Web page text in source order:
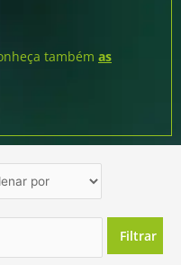
também as
Filtrar